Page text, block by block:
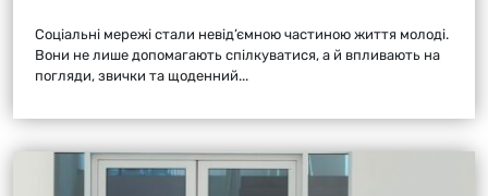
Соціальні мережі стали невід’ємною частиною життя молоді.
Вони не лише допомагають спілкуватися, а й впливають на
погляди, звички та щоденний...